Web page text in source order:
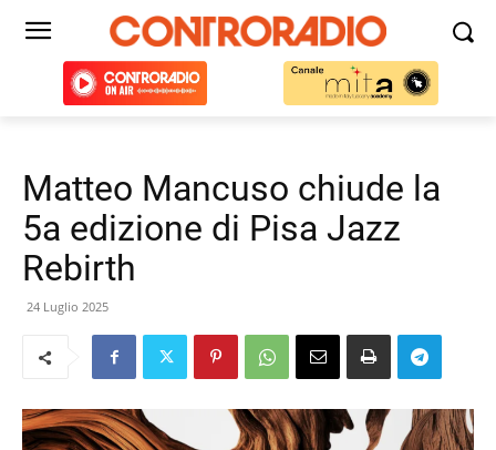
Matteo Mancuso chiude la
5a edizione di Pisa Jazz
Rebirth
24 Luglio 2025